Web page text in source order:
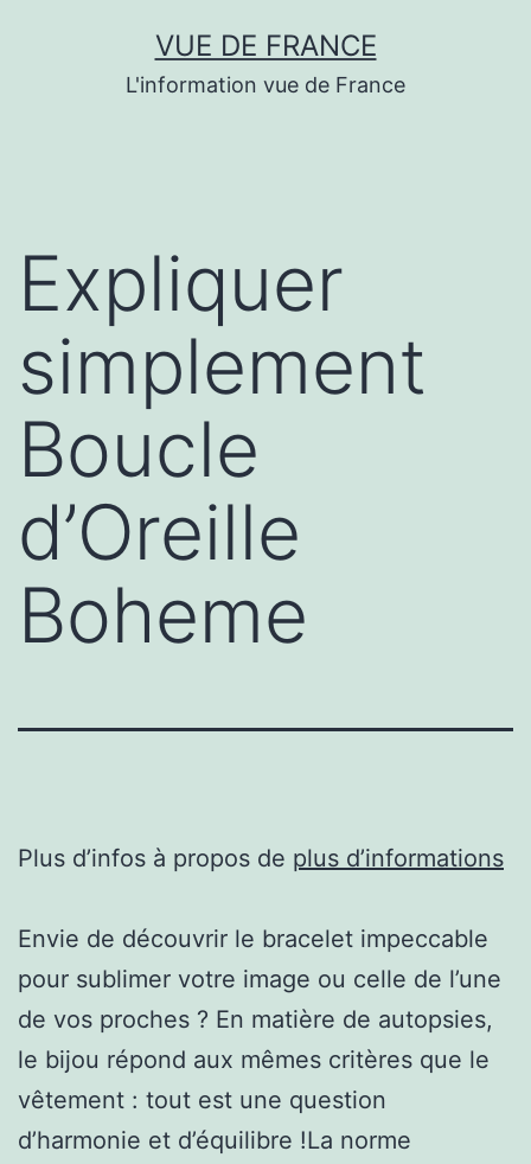
VUE DE FRANCE
L'information vue de France
Expliquer
simplement
Boucle
d’Oreille
Boheme
Plus d’infos à propos de plus d’informations
Envie de découvrir le bracelet impeccable
pour sublimer votre image ou celle de l’une
de vos proches ? En matière de autopsies,
le bijou répond aux mêmes critères que le
vêtement : tout est une question
d’harmonie et d’équilibre !La norme